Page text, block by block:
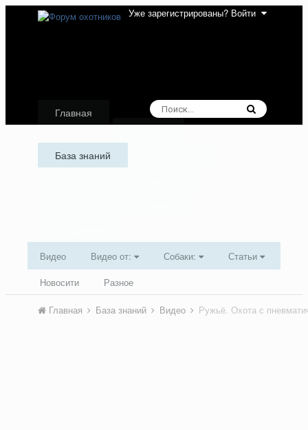
Уже зарегистрированы? Войти
Главная
База знаний
Видео Видео от: Собаки:
Статьи
Новосити
Разное
Главная База знаний Видео Ружьё. Охота с